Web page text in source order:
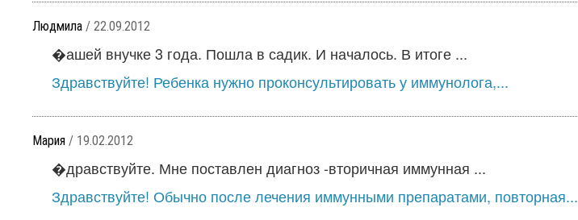
Людмила / 22.09.2012
�ашей внучке 3 года. Пошла в садик. И началось. В итоге ...
Здравствуйте! Ребенка нужно проконсультировать у иммунолога,...
Мария / 19.02.2012
�дравствуйте. Мне поставлен диагноз -вторичная иммунная ...
Здравствуйте! Обычно после лечения иммунными препаратами, повторная...